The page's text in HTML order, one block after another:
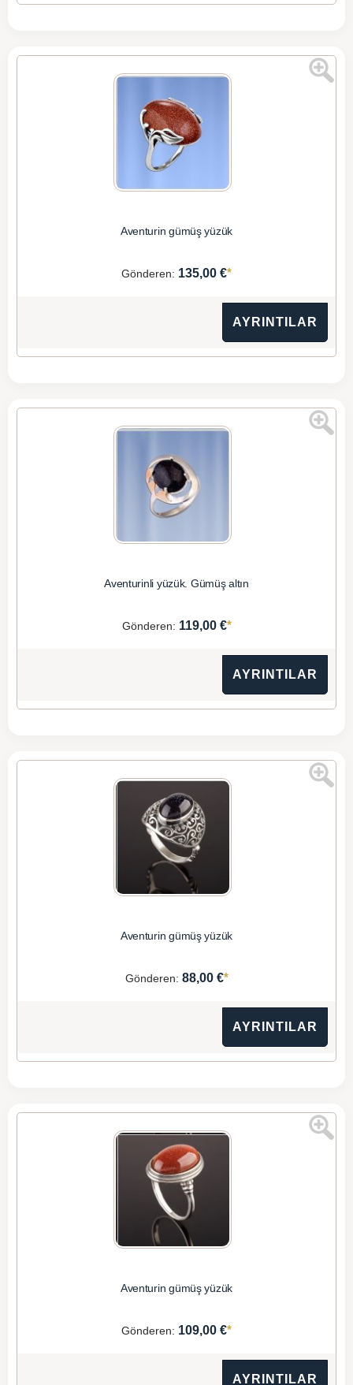
Aventurin gümüş yüzük
Gönderen: 135,00 €*
AYRINTILAR
Aventurinli yüzük. Gümüş altın
Gönderen: 119,00 €*
AYRINTILAR
Aventurin gümüş yüzük
Gönderen: 88,00 €*
AYRINTILAR
Aventurin gümüş yüzük
Gönderen: 109,00 €*
AYRINTILAR